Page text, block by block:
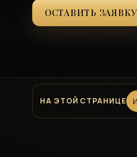
ОСТАВИТЬ ЗАЯВКУ
НА ЭТОЙ СТРАНИЦЕ